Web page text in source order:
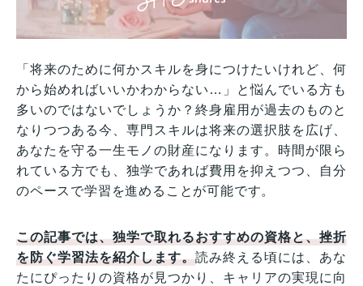
「将来のために何かスキルを身につけたいけれど、何
から始めればいいかわからない…」と悩んでいる方も
多いのではないでしょうか？終身雇用が過去のものと
なりつつある今、専門スキルは将来の選択肢を広げ、
あなたを守る一生モノの財産になります。時間が限ら
れている方でも、独学であれば費用を抑えつつ、自分
のペースで学習を進めることが可能です。
この記事では、独学で取れるおすすめの資格と、挫折
を防ぐ学習法を紹介します。読み終える頃には、あな
たにぴったりの資格が見つかり、キャリアの実現に向